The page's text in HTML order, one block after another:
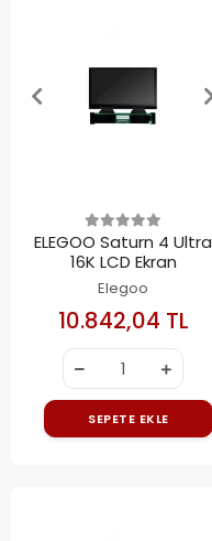
ELEGOO Saturn 4 Ultra
16K LCD Ekran
Elegoo
10.842,04 TL
SEPETE EKLE